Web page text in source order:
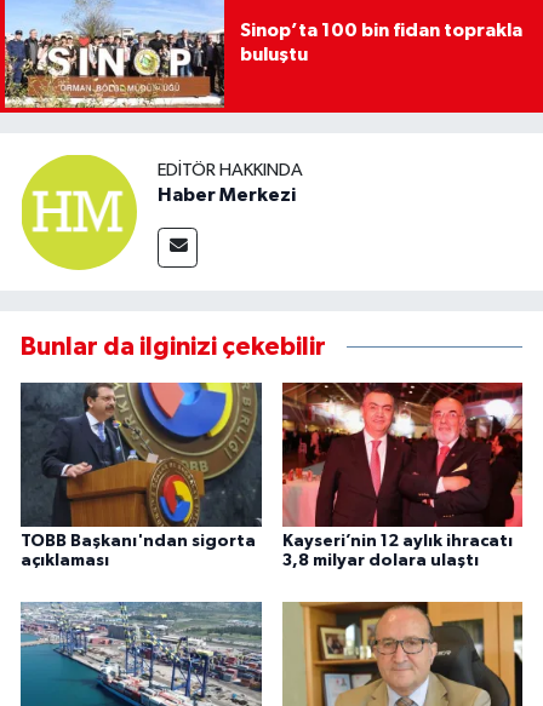
Sinop’ta 100 bin fidan toprakla
buluştu
EDITÖR HAKKINDA
Haber Merkezi
Bunlar da ilginizi çekebilir
TOBB Başkanı'ndan sigorta
açıklaması
Kayseri’nin 12 aylık ihracatı
3,8 milyar dolara ulaştı